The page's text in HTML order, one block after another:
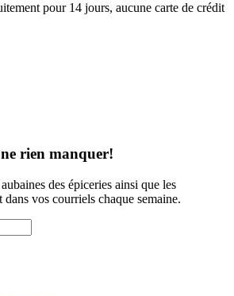
pour 14 jours, aucune carte de crédit
rien manquer!
des épiceries ainsi que les
dans vos courriels chaque semaine.